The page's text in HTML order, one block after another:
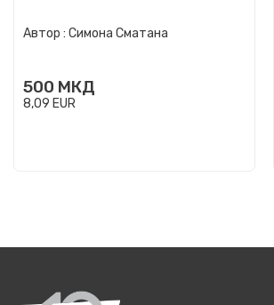
Автор : Симона Сматана
500 МКД
8,09 EUR